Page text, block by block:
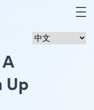
Up